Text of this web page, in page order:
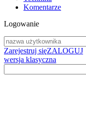
Komentarze
Logowanie
Zarejestruj sięZALOGUJ
wersja klasyczna